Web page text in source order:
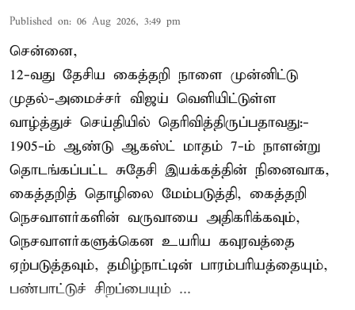
Published on: 06 Aug 2026, 3:49 pm
சென்னை,
12-வது தேசிய கைத்தறி நாளை முன்னிட்டு
முதல்-அமைச்சர் விஜய் வெளியிட்டுள்ள
வாழ்த்துச் செய்தியில் தெரிவித்திருப்பதாவது:-
1905-ம் ஆண்டு ஆகஸ்ட் மாதம் 7-ம் நாளன்று
தொடங்கப்பட்ட சுதேசி இயக்கத்தின் நினைவாக,
கைத்தறித் தொழிலை மேம்படுத்தி, கைத்தறி
நெசவாளர்களின் வருவாயை அதிகரிக்கவும்,
நெசவாளர்களுக்கென உயரிய கவுரவத்தை
ஏற்படுத்தவும், தமிழ்நாட்டின் பாரம்பரியத்தையும்,
பண்பாட்டுச் சிறப்பையும் ...